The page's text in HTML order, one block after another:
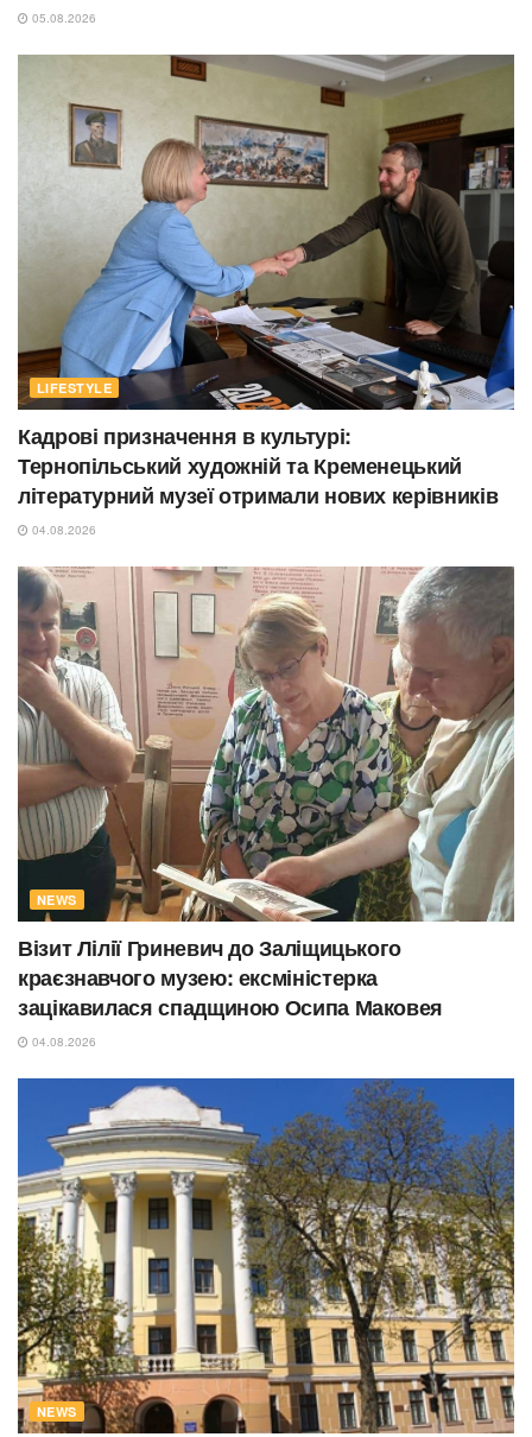
05.08.2026
LIFESTYLE
Кадрові призначення в культурі:
Тернопільський художній та Кременецький
літературний музеї отримали нових керівників
04.08.2026
NEWS
Візит Лілії Гриневич до Заліщицького
краєзнавчого музею: ексміністерка
зацікавилася спадщиною Осипа Маковея
04.08.2026
NEWS